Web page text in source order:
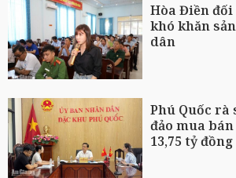
Hòa Điền
khó khăn
dân
Phú Quốc
đảo mua
13,75 tỷ đồng